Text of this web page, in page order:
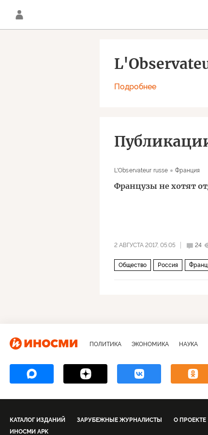
Подробнее
L'Observateur russe Франция
Французы не хотят
2 АВГУСТА 2017, 05:05 24
Общество Россия
ПОЛИТИКА ЭКОНОМИКА НАУКА
КАТАЛОГ ИЗДАНИЙ ЗАРУБЕЖНЫЕ ЖУРНАЛИСТЫ О ПРОЕКТЕ
ИНОСМИ APK